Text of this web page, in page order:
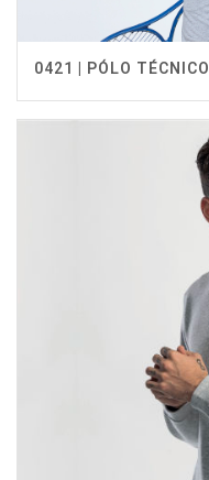
0421 | PÓLO